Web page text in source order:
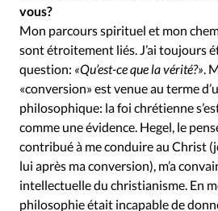
Opinions
Société
Tour du monde des
Vécu
Vie Intérieure
vous?
Mon parcours spirituel et mon
sont étroitement liés. J’ai toujours
question: «Qu’est-ce que la vérité?» .
«conversion» est venue au terme
philosophique: la foi chrétienne
comme une évidence. Hegel, le
contribué à me conduire au Christ
lui après ma conversion), m’a
intellectuelle du christianisme. En
philosophie était incapable de